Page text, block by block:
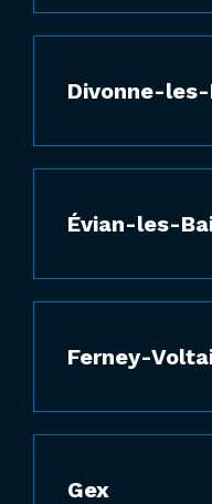
Divonne-
Évian-les-
Ferney-
Gex